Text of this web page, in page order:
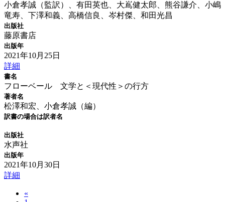
小倉孝誠（監訳）、有田英也、大嶌健太郎、熊谷謙介、小嶋
竜寿、下澤和義、高橋信良、岑村傑、和田光昌
出版社
藤原書店
出版年
2021年10月25日
詳細
書名
フローベール 文学と＜現代性＞の行方
著者名
松澤和宏、小倉孝誠（編）
訳書の場合は訳者名
出版社
水声社
出版年
2021年10月30日
詳細
«